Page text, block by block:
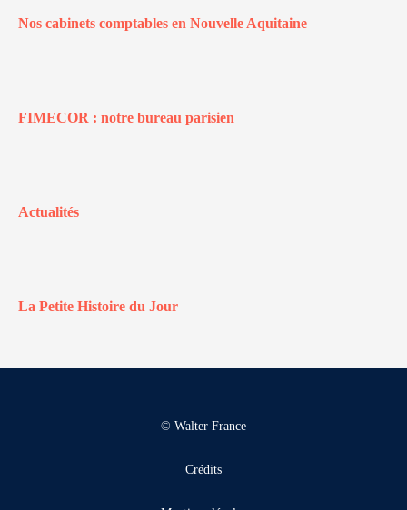
Nos cabinets comptables en Nouvelle Aquitaine
FIMECOR : notre bureau parisien
Actualités
La Petite Histoire du Jour
© Walter France
Crédits